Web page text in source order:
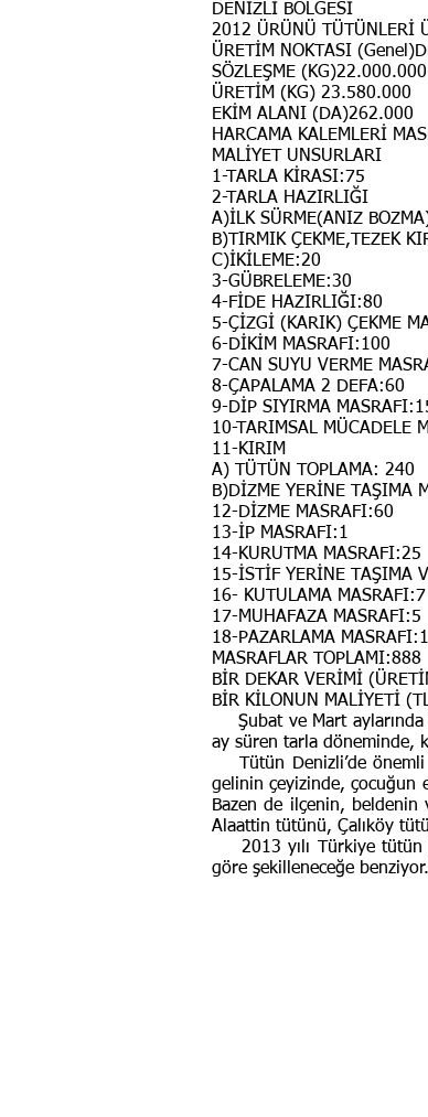
DENİZLİ BÖLGESİ
2012 ÜRÜNÜ TÜTÜNLERİ
ÜRETİM NOKTASI
SÖZLEŞME (KG)22.000.000
ÜRETİM (KG) 23.580.000
EKİM ALANI (DA)262.000
HARCAMA KALEMLERİ
MALİYET UNSURLARI
1-TARLA KİRASI:75
2-TARLA HAZIRLIĞI
A)İLK SÜRME(ANIZ
B)TIRMIK ÇEKME,TEZEK
C)İKİLEME:20
3-GÜBRELEME:30
4-FİDE HAZIRLIĞI:80
5-ÇİZGİ (KARIK) ÇEKME
6-DİKİM MASRAFI:100
7-CAN SUYU VERME
8-ÇAPALAMA 2 DEFA:60
9-DİP SIYIRMA
10-TARIMSAL MÜCADELE
11-KIRIM
A) TÜTÜN TOPLAMA: 240
B)DİZME YERİNE TAŞIMA
12-DİZME MASRAFI:60
13-İP MASRAFI:1
14-KURUTMA MASRAFI:25
15-İSTİF YERİNE TAŞIMA
16- KUTULAMA MASRAFI:7
17-MUHAFAZA MASRAFI:5
18-PAZARLAMA
MASRAFLAR TOPLAMI:888
BİR DEKAR VERİMİ
BİR KİLONUN MALİYETİ
Şubat ve Mart
ay süren tarla döneminde,
Tütün Denizli’de önemli
gelinin çeyizinde, çocuğun
Bazen de ilçenin, beldenin
Alaattin tütünü, Çalıköy
2013 yılı Türkiye tütün
göre şekilleneceğe benziyor.